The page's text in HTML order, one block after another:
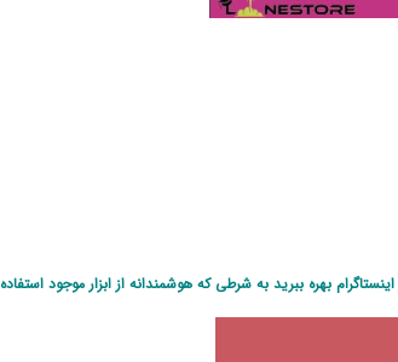
اینستاگرام بهره ببرید به شرطی که هوشمندانه از ابزار موجود استفاده